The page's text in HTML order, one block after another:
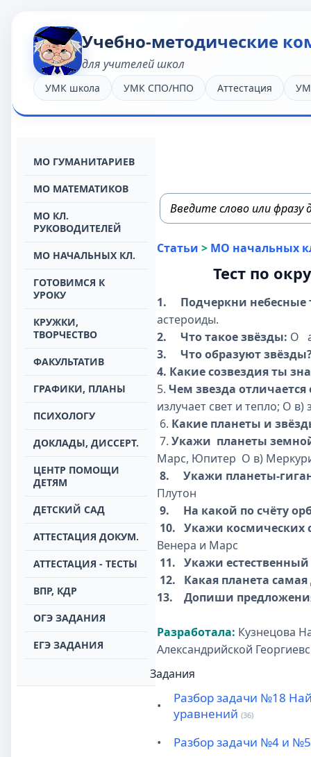
Учебно-методические
для учителей школ
УМК школа УМК СПО/НПО Аттестация
МО ГУМАНИТАРИЕВ
МО МАТЕМАТИКОВ
МО КЛ.
РУКОВОДИТЕЛЕЙ
МО НАЧАЛЬНЫХ КЛ.
ГОТОВИМСЯ К
УРОКУ
КРУЖКИ,
ТВОРЧЕСТВО
ФАКУЛЬТАТИВ
ГРАФИКИ, ПЛАНЫ
ПСИХОЛОГУ
ДОКЛАДЫ, ДИССЕРТ.
ЦЕНТР ПОМОЩИ
ДЕТЯМ
ДЕТСКИЙ САД
АТТЕСТАЦИЯ ДОКУМ.
АТТЕСТАЦИЯ - ТЕСТЫ
ВПР, КДР
ОГЭ ЗАДАНИЯ
ЕГЭ ЗАДАНИЯ
Статьи > МО начальных
Тест по
1.
Подчеркни небесные
астероиды.
2.
Что такое звёзды: О
3.
Что образуют звёзды?
4. Какие созвездия ты
5. Чем звезда отличается
излучает свет и тепло; О в)
6. Какие планеты и
7. Укажи планеты
Марс, Юпитер О в)
8.
Укажи планеты-
Плутон
9.
На какой по счёту
10. Укажи космических
Венера и Марс
11. Укажи
12.
Какая планета
13.
Допиши
Разработала: Кузнецова
Александрийской
Задания
•
Разбор задачи №18
уравнений (36)
•
Разбор задачи №4 и №5